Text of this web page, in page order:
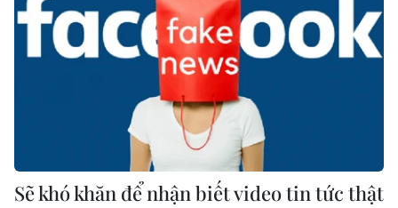
Sẽ khó khăn để nhận biết video tin tức thật